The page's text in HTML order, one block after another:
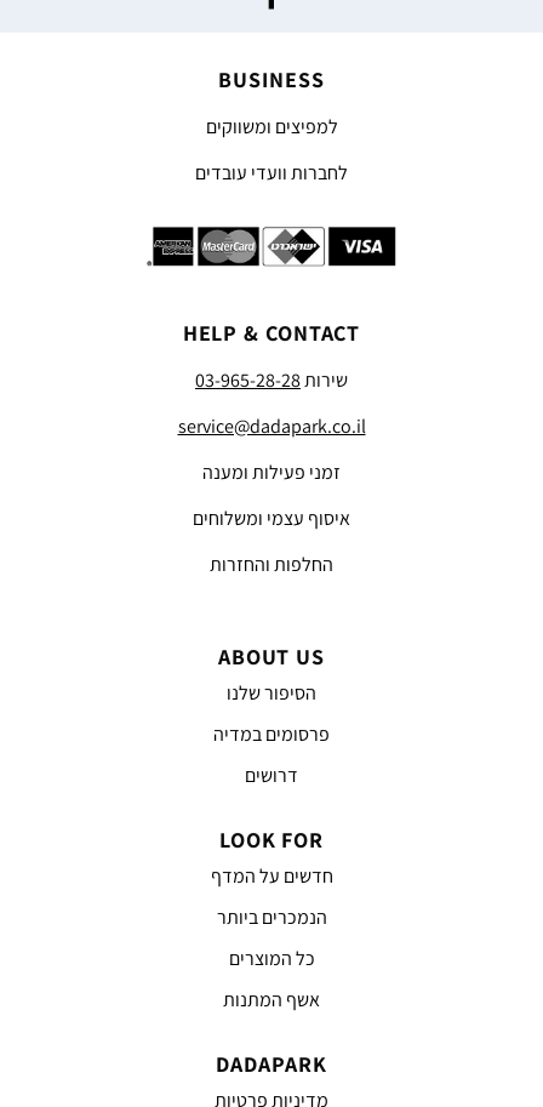
BUSINESS
למפיצים ומשווקים
לחברות וועדי עובדים
HELP & CONTACT
שירות03-965-28-28
service@dadapark.co.il
זמני פעילות ומענה
איסוף עצמי ומשלוחים
החלפות והחזרות
ABOUT US
הסיפור שלנו
פרסומים במדיה
דרושים
LOOK FOR
חדשים על המדף
הנמכרים ביותר
כל המוצרים
אשף המתנות
DADAPARK
מדיניות פרטיות